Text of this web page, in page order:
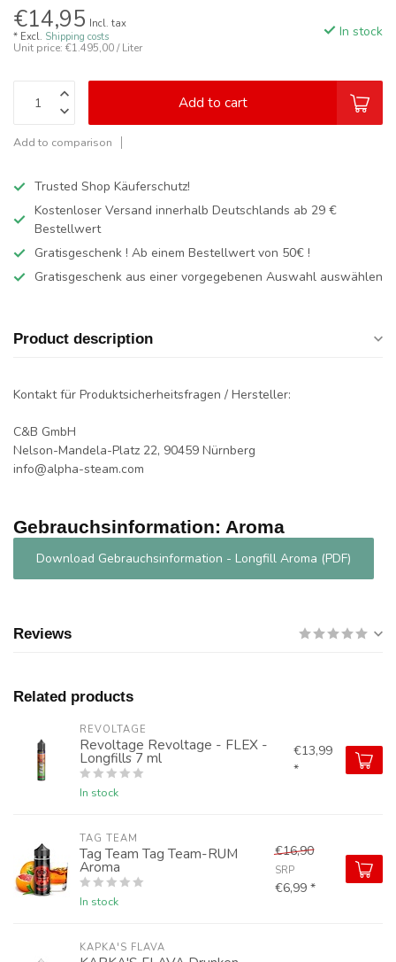
€14,95 Incl. tax
* Excl. Shipping costs
Unit price: €1.495,00 / Liter
In stock
Add to cart
Add to comparison
Trusted Shop Käuferschutz!
Kostenloser Versand innerhalb Deutschlands ab 29 €
Bestellwert
Gratisgeschenk ! Ab einem Bestellwert von 50€ !
Gratisgeschenk aus einer vorgegebenen Auswahl auswählen
Product description
Kontakt für Produktsicherheitsfragen / Hersteller:
C&B GmbH
Nelson-Mandela-Platz 22, 90459 Nürnberg
info@alpha-steam.com
Gebrauchsinformation: Aroma
Download Gebrauchsinformation - Longfill Aroma (PDF)
Reviews
Related products
REVOLTAGE
Revoltage Revoltage - FLEX -
Longfills 7 ml
In stock
€13,99
*
TAG TEAM
Tag Team Tag Team-RUM
Aroma
In stock
€16,90
SRP
€6,99 *
KAPKA'S FLAVA